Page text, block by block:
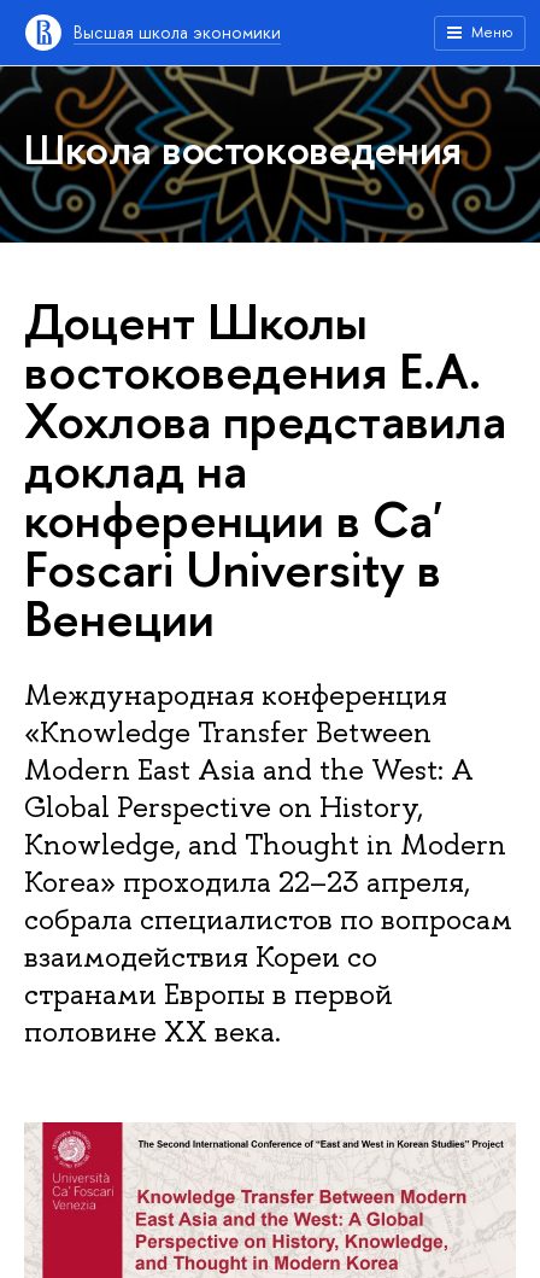
Высшая школа экономики Меню
Школа востоковедения
Доцент Школы
востоковедения Е.А.
Хохлова представила
доклад на
конференции в Ca'
Foscari University в
Венеции
Международная конференция
«Knowledge Transfer Between
Modern East Asia and the West: A
Global Perspective on History,
Knowledge, and Thought in Modern
Korea» проходила 22–23 апреля,
собрала специалистов по вопросам
взаимодействия Кореи со
странами Европы в первой
половине ХХ века.